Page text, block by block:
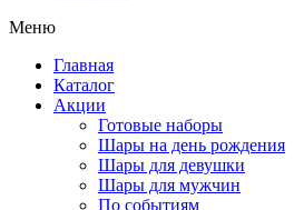
Меню
Главная
Каталог
Акции
Готовые наборы
Шары на день рождения
Шары для девушки
Шары для мужчин
По событиям